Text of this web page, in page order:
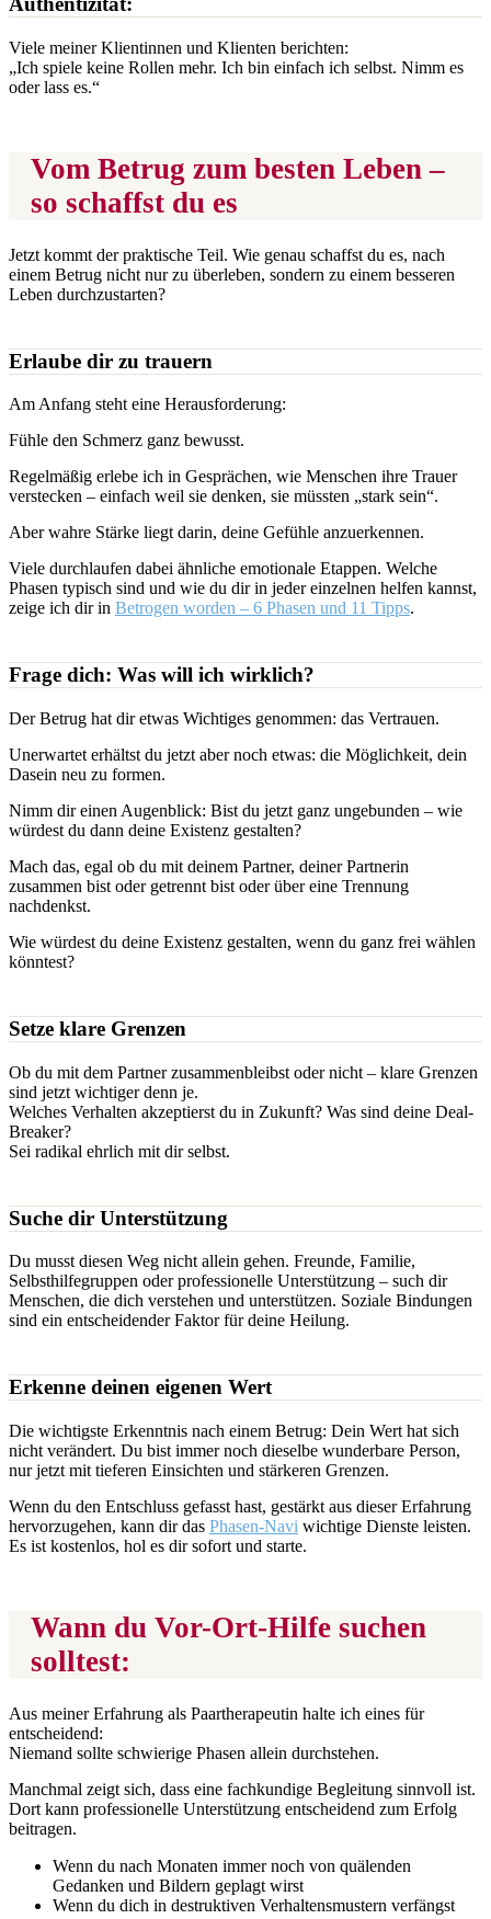
Viele meiner Klientinnen und Klienten berichten:
„Ich spiele keine Rollen mehr. Ich bin einfach ich selbst. Nimm es
oder lass es.“
Vom Betrug zum besten Leben –
so schaffst du es
Jetzt kommt der praktische Teil. Wie genau schaffst du es, nach
einem Betrug nicht nur zu überleben, sondern zu einem besseren
Leben durchzustarten?
Erlaube dir zu trauern
Am Anfang steht eine Herausforderung:
Fühle den Schmerz ganz bewusst.
Regelmäßig erlebe ich in Gesprächen, wie Menschen ihre Trauer
verstecken – einfach weil sie denken, sie müssten „stark sein“.
Aber wahre Stärke liegt darin, deine Gefühle anzuerkennen.
Viele durchlaufen dabei ähnliche emotionale Etappen. Welche
Phasen typisch sind und wie du dir in jeder einzelnen helfen kannst,
zeige ich dir in Betrogen worden – 6 Phasen und 11 Tipps.
Frage dich: Was will ich wirklich?
Der Betrug hat dir etwas Wichtiges genommen: das Vertrauen.
Unerwartet erhältst du jetzt aber noch etwas: die Möglichkeit, dein
Dasein neu zu formen.
Nimm dir einen Augenblick: Bist du jetzt ganz ungebunden – wie
würdest du dann deine Existenz gestalten?
Mach das, egal ob du mit deinem Partner, deiner Partnerin
zusammen bist oder getrennt bist oder über eine Trennung
nachdenkst.
Wie würdest du deine Existenz gestalten, wenn du ganz frei wählen
könntest?
Setze klare Grenzen
Ob du mit dem Partner zusammenbleibst oder nicht – klare Grenzen
sind jetzt wichtiger denn je.
Welches Verhalten akzeptierst du in Zukunft? Was sind deine Deal-
Breaker?
Sei radikal ehrlich mit dir selbst.
Suche dir Unterstützung
Du musst diesen Weg nicht allein gehen. Freunde, Familie,
Selbsthilfegruppen oder professionelle Unterstützung – such dir
Menschen, die dich verstehen und unterstützen. Soziale Bindungen
sind ein entscheidender Faktor für deine Heilung.
Erkenne deinen eigenen Wert
Die wichtigste Erkenntnis nach einem Betrug: Dein Wert hat sich
nicht verändert. Du bist immer noch dieselbe wunderbare Person,
nur jetzt mit tieferen Einsichten und stärkeren Grenzen.
Wenn du den Entschluss gefasst hast, gestärkt aus dieser Erfahrung
hervorzugehen, kann dir das Phasen-Navi wichtige Dienste leisten.
Es ist kostenlos, hol es dir sofort und starte.
Wann du Vor-Ort-Hilfe suchen
solltest:
Aus meiner Erfahrung als Paartherapeutin halte ich eines für
entscheidend:
Niemand sollte schwierige Phasen allein durchstehen.
Manchmal zeigt sich, dass eine fachkundige Begleitung sinnvoll ist.
Dort kann professionelle Unterstützung entscheidend zum Erfolg
beitragen.
Wenn du nach Monaten immer noch von quälenden
Gedanken und Bildern geplagt wirst
Wenn du dich in destruktiven Verhaltensmustern verfängst